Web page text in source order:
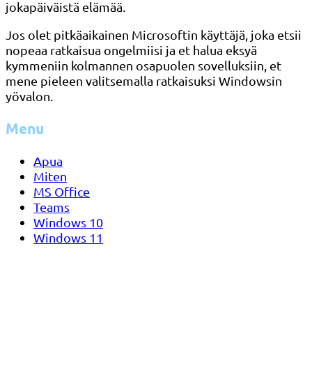
jokapäiväistä elämää.
Jos olet pitkäaikainen Microsoftin käyttäjä, joka etsii
nopeaa ratkaisua ongelmiisi ja et halua eksyä
kymmeniin kolmannen osapuolen sovelluksiin, et
mene pieleen valitsemalla ratkaisuksi Windowsin
yövalon.
Menu
Apua
Miten
MS Office
Teams
Windows 10
Windows 11